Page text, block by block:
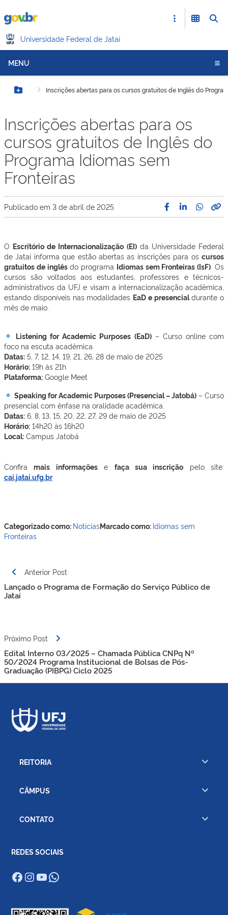
Universidade Federal de Jataí
MENU
Botão MenuInscrições abertas para os cursos gratuitos de Inglês do
Inscrições abertas para os
cursos gratuitos de Inglês do
Programa Idiomas sem
Fronteiras
Publicado em 3 de abril de 2025
O Escritório de Internacionalização (EI)da Universidade Federal
de Jataí informa que estão abertas as inscrições para os cursos
gratuitos de inglêsdo programa Idiomas sem Fronteiras (IsF) . Os
cursos são voltados aos estudantes, professores e técnicos-
administrativos da UFJ e visam a internacionalização acadêmica,
estando disponíveis nas modalidades EaD e presencialdurante o
mês de maio.
Listening for Academic Purposes (EaD)– Curso online com
foco na escuta acadêmica.
Datas: 5, 7, 12, 14, 19, 21, 26, 28 de maio de 2025
Horário: 19h às 21h
Plataforma: Google Meet
Speaking for Academic Purposes (Presencial – Jatobá) – Curso
presencial com ênfase na oralidade acadêmica.
Datas: 6, 8, 13, 15, 20, 22, 27, 29 de maio de 2025
Horário: 14h20 às 16h20
Local: Campus Jatobá
Confiramais informaçõese faça sua inscrição pelo site:
cai.jatai.ufg.br
Categorizado como: NotíciasMarcado como: Idiomas sem
Fronteiras
Navegação
de
Post
Anterior Post
Lançado o Programa de Formação do Serviço Público de
Jataí
Próximo Post
Edital Interno 03/2025 – Chamada Pública CNPq Nº
50/2024 Programa Institucional de Bolsas de Pós-
Graduação (PIBPG) Ciclo 2025
REITORIA
CÂMPUS
CONTATO
REDES SOCIAIS
Facebook
Instagram
Youtube
WhatsApp